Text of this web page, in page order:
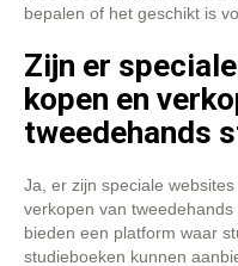
bepalen of het geschikt is
Zijn er
kopen en
tweedehands
Ja, er zijn speciale
verkopen van
bieden een platform waar
studieboeken kunnen